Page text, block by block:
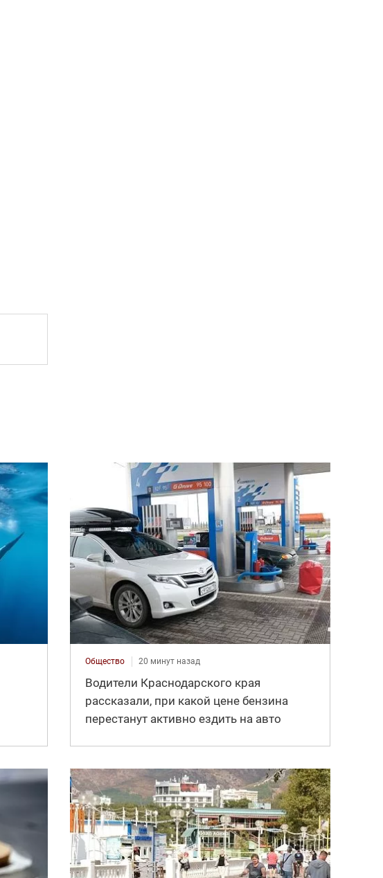
Общество 20 минут назад
Водители Краснодарского края
рассказали, при какой цене бензина
перестанут активно ездить на авто